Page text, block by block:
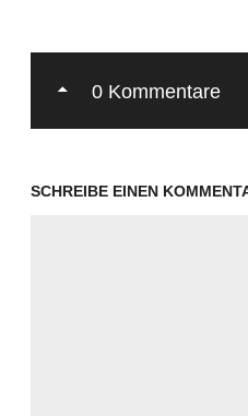
0 Kommentare
SCHREIBE EINEN